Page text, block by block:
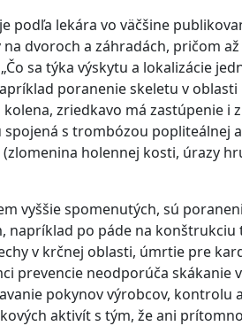
podľa lekára vo väčšine
dvoroch a záhradách, pričom
sa týka výskytu a lokalizácie
poranenie skeletu v
zriedkavo má zastúpenie i
s trombózou popliteálnej
holennej kosti, úrazy
vyššie spomenutých, sú
napríklad po páde na
v krčnej oblasti, úmrtie pre
prevencie neodporúča skákanie
pokynov výrobcov, kontrolu
aktivít s tým, že ani